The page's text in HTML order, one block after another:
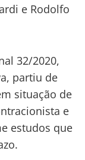
e Rodolfo
32/2020,
partiu de
situação de
e
estudos que